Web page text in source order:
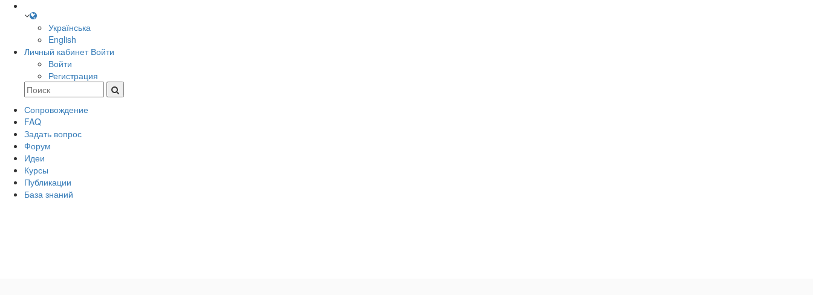
Українська
English
Личный кабинет Войти
Войти
Регистрация
Сопровождение
FAQ
Задать вопрос
Форум
Идеи
Курсы
Публикации
База знаний